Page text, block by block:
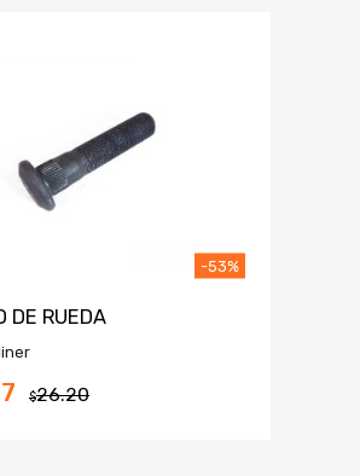
DE RUEDA
$26.20
-53%